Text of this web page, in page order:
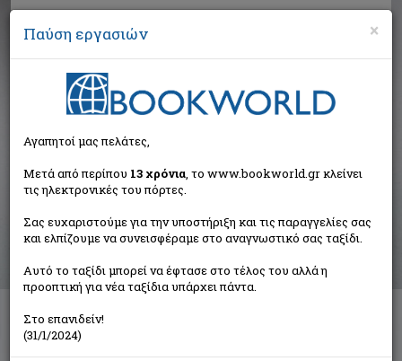
Αναζήτηση
Βιβλία στην κατηγορία
Παιδικά - Εφηβικά
Διαθέσιμες υποκατηγορίες
×
Παύση εργασιών
Αγαπητοί μας πελάτες,
Μετά από περίπου 13 χρόνια, το www.bookworld.gr κλείνει
τις ηλεκτρονικές του πόρτες.
Σας ευχαριστούμε για την υποστήριξη και τις παραγγελίες σας
και ελπίζουμε να συνεισφέραμε στο αναγνωστικό σας ταξίδι.
Αυτό το ταξίδι μπορεί να έφτασε στο τέλος του αλλά η
προοπτική για νέα ταξίδια υπάρχει πάντα.
Στο επανιδείν!
(31/1/2024)